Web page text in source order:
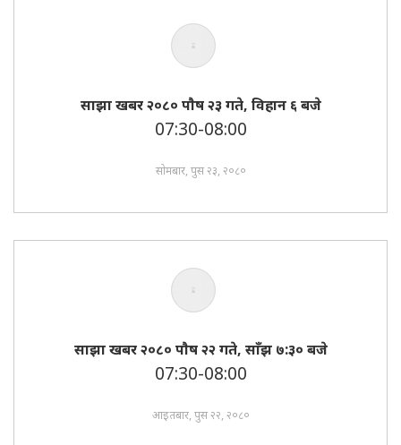
साझा खबर २०८० पाैष २३ गते, विहान ६ बजे
07:30-08:00
सोमबार, पुस २३, २०८०
साझा खबर २०८० पाैष २२ गते, साँझ ७:३० बजे
07:30-08:00
आइतबार, पुस २२, २०८०